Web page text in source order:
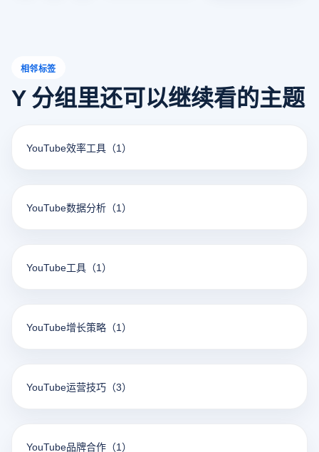
相邻标签
Y 分组里还可以继续看的主题
YouTube效率工具 （1）
YouTube数据分析 （1）
YouTube工具 （1）
YouTube增长策略 （1）
YouTube运营技巧 （3）
YouTube品牌合作 （1）